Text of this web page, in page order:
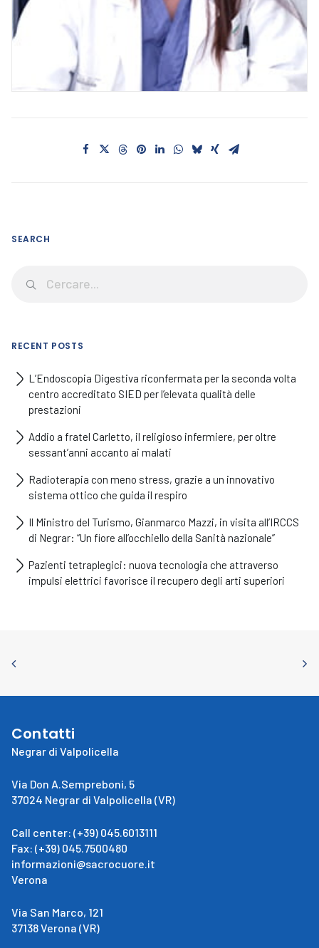
SEARCH
RECENT POSTS
L’Endoscopia Digestiva riconfermata per la seconda volta
centro accreditato SIED per l’elevata qualità delle
prestazioni
Addio a fratel Carletto, il religioso infermiere, per oltre
sessant’anni accanto ai malati
Radioterapia con meno stress, grazie a un innovativo
sistema ottico che guida il respiro
Il Ministro del Turismo, Gianmarco Mazzi, in visita all’IRCCS
di Negrar: “Un fiore all’occhiello della Sanità nazionale”
Pazienti tetraplegici: nuova tecnologia che attraverso
impulsi elettrici favorisce il recupero degli arti superiori
Contatti
Negrar di Valpolicella
Via Don A.Sempreboni, 5
37024 Negrar di Valpolicella (VR)
Call center: (+39) 045.6013111
Fax: (+39) 045.7500480
informazioni@sacrocuore.it
Verona
Via San Marco, 121
37138 Verona (VR)